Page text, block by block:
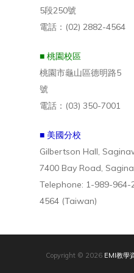
5段250號
電話：(02) 2882-4564
■ 桃園校區
桃園市龜山區德明路5
號
電話：(03) 350-7001
■ 美國分校
Gilbertson Hall,
7400 Bay Road,
Telephone: 1-989-964-
4564 (Taiwan)
Copyright © 2026 EMI教學